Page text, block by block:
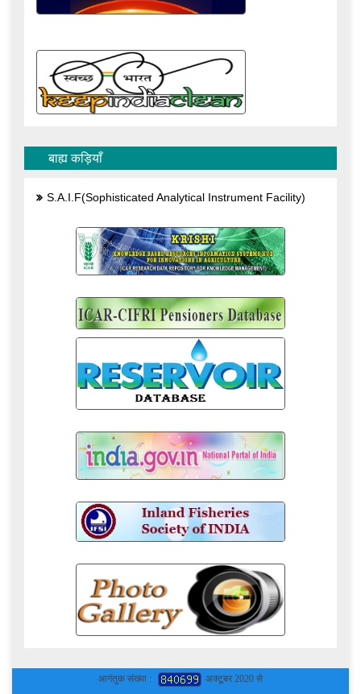
बाह्य कड़ियाँ
S.A.I.F(Sophisticated Analytical Instrument Facility)
आगंतुक संख्या : अक्टूबर 2020 से